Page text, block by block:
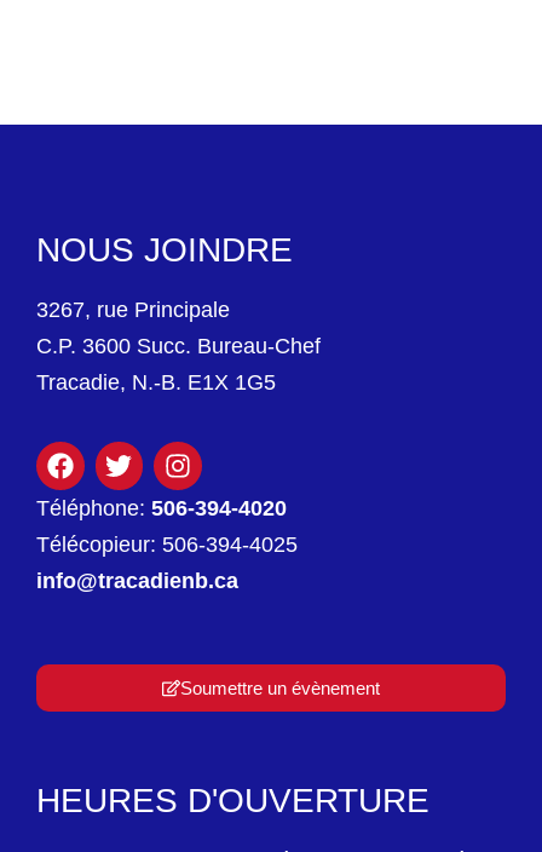
NOUS JOINDRE
3267, rue Principale
C.P. 3600 Succ. Bureau-Chef
Tracadie, N.-B. E1X 1G5
Téléphone: 506-394-4020
Télécopieur: 506-394-4025
info@tracadienb.ca
Soumettre un évènement
HEURES D'OUVERTURE